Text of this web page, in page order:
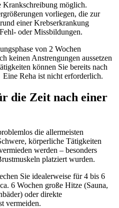
Krankschreibung möglich.
vorliegen, die zur
einer Krebserkrankung
oder Missbildungen.
von 2 Wochen
keinen Anstrengungen aussetzen
können Sie bereits nach
Reha ist nicht erforderlich.
die Zeit nach einer
die allermeisten
körperliche Tätigkeiten
werden – besonders
platziert wurden.
Sie idealerweise für 4 bis 6
6 Wochen große Hitze (Sauna,
oder direkte
vermeiden.